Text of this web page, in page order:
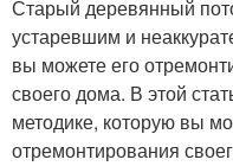
Старый деревянный
устаревшим и
вы можете его
своего дома. В этой
методике, которую вы
отремонтирования